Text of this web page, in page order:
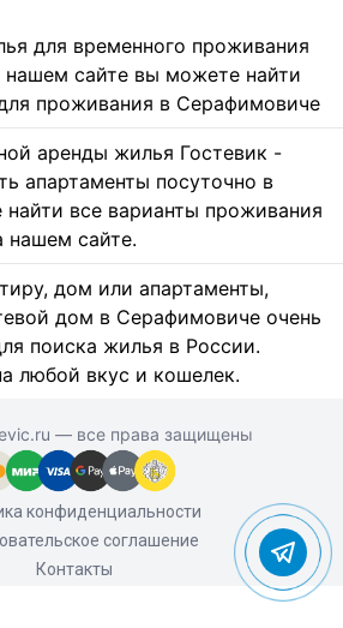
для временного проживания
нашем сайте вы можете найти
проживания в Серафимовиче
аренды жилья Гостевик -
апартаменты посуточно в
все варианты проживания
нашем сайте.
дом или апартаменты,
дом в Серафимовиче очень
поиска жилья в России.
любой вкус и кошелек.
— все права защищены
конфиденциальности
соглашение
Контакты